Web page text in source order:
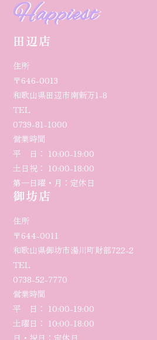
Happiest
田辺店
住所
〒646-0013
和歌山県田辺市南新万1-8
TEL
0739-81-1000
営業時間
平 日： 10:00-19:00
土日祝： 10:00-18:00
第一日曜・月：定休日
御坊店
住所
〒644-0011
和歌山県御坊市湯川町財部722-2
TEL
0738-52-7770
営業時間
平 日： 10:00-19:00
土曜日 ： 10:00-18:00